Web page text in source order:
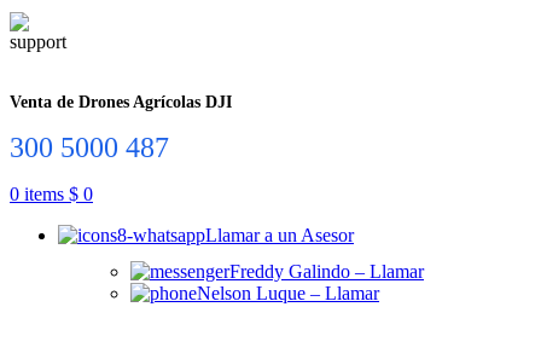
Venta de Drones Agrícolas DJI
300 5000 487
0 items $ 0
Llamar a un Asesor
Freddy Galindo – Llamar
Nelson Luque – Llamar